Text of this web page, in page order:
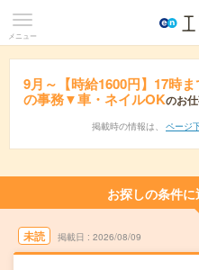
メニュー
9月～【時給1600円】17時
の事務▼車・ネイルOKのお
掲載時の情報は、 ページ
お探しの条件
未読 掲載日 2026/08/09